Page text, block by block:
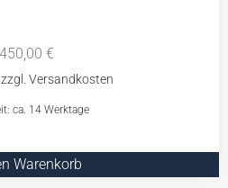
450,00 €
ca. 14 Werktage
Warenkorb